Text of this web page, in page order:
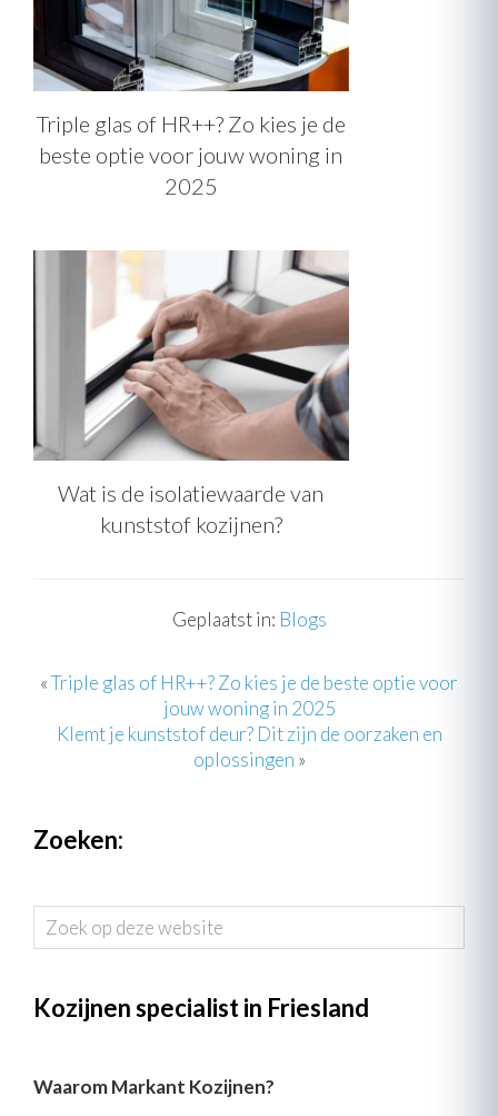
Triple glas of HR++? Zo kies je de
beste optie voor jouw woning in
2025
Wat is de isolatiewaarde van
kunststof kozijnen?
Geplaatst in: Blogs
«Triple glas of HR++? Zo kies je de beste optie voor
jouw woning in 2025
Klemt je kunststof deur? Dit zijn de oorzaken en
oplossingen »
Zoeken:
Zoek
op
website
Kozijnen specialist in Friesland
Waarom Markant Kozijnen?